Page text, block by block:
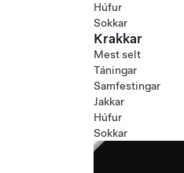
Húfur
Sokkar
Krakkar
Mest selt
Táningar
Samfestingar
Jakkar
Húfur
Sokkar